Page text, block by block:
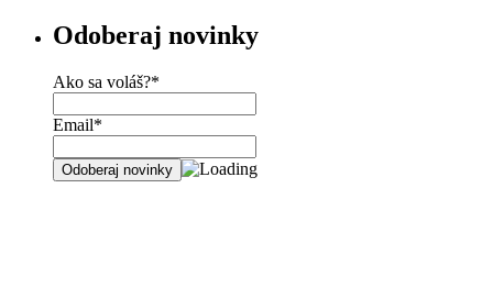
Odoberaj novinky
Ako sa voláš?*
Email*